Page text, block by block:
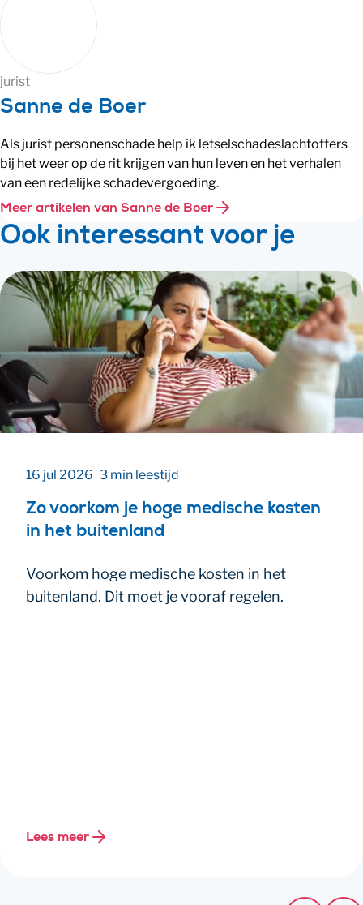
jurist
Sanne de Boer
Als jurist personenschade help ik letselschadeslachtoffers
bij het weer op de rit krijgen van hun leven en het verhalen
van een redelijke schadevergoeding.
Meer artikelen van Sanne de Boer
Ook interessant voor je
16 jul 2026 3 min leestijd
Zo voorkom je hoge medische kosten
in het buitenland
Voorkom hoge medische kosten in het
buitenland. Dit moet je vooraf regelen.
Lees meer